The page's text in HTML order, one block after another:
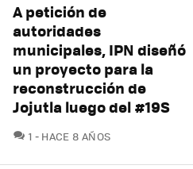
A petición de
autoridades
municipales, IPN diseñó
un proyecto para la
reconstrucción de
Jojutla luego del #19S
1 COMENTARIOS
HACE 8 AÑOS